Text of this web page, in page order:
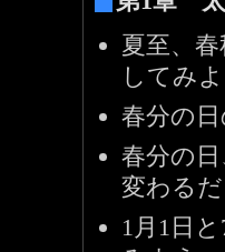
夏至、
してみ
春分の
春分の
変わる
1月1日